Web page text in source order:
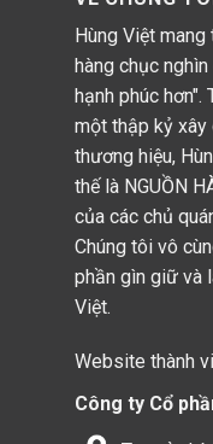
Hùng Việt mang
hàng chục
hạnh phúc hơn".
một thập kỷ xây
thương hiệu,
thế là NGUỒN
của các chủ
Chúng tôi vô
phần gìn giữ và
Việt.
Website thành
Công ty Cổ